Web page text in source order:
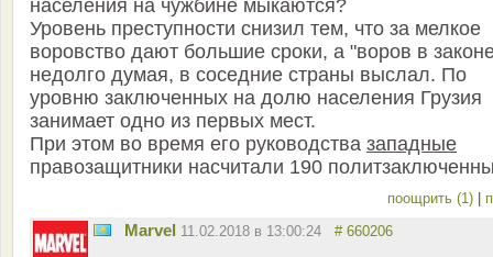
населения на чужбине мыкаются?
Уровень преступности снизил тем, что за мелкое
воровство дают большие сроки, а "воров в
недолго думая, в соседние страны выслал. По
уровню заключенных на долю населения Грузия
занимает одно из первых мест.
При этом во время его руководства западные
правозащитники насчитали 190
поощрить (1)
Marvel 11.02.2018 в 13:00:24 # 660206